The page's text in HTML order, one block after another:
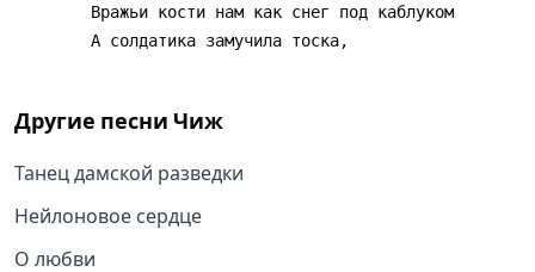
		Вражьи кости нам как снег под каблуком
		А солдатика замучила тоска,
Другие песни Чиж
Танец дамской разведки
Нейлоновое сердце
О любви